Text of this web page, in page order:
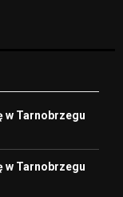
w Tarnobrzegu
w Tarnobrzegu